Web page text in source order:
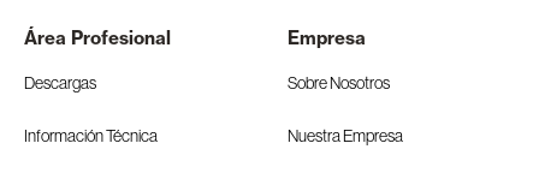
Área Profesional
Descargas
Información Técnica
Empresa
Sobre Nosotros
Nuestra Empresa